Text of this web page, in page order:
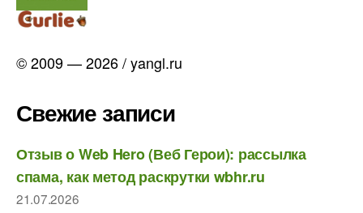
© 2009 — 2026 / yangl.ru
Свежие записи
Отзыв о Web Hero (Веб Герои): рассылка
спама, как метод раскрутки wbhr.ru
21.07.2026